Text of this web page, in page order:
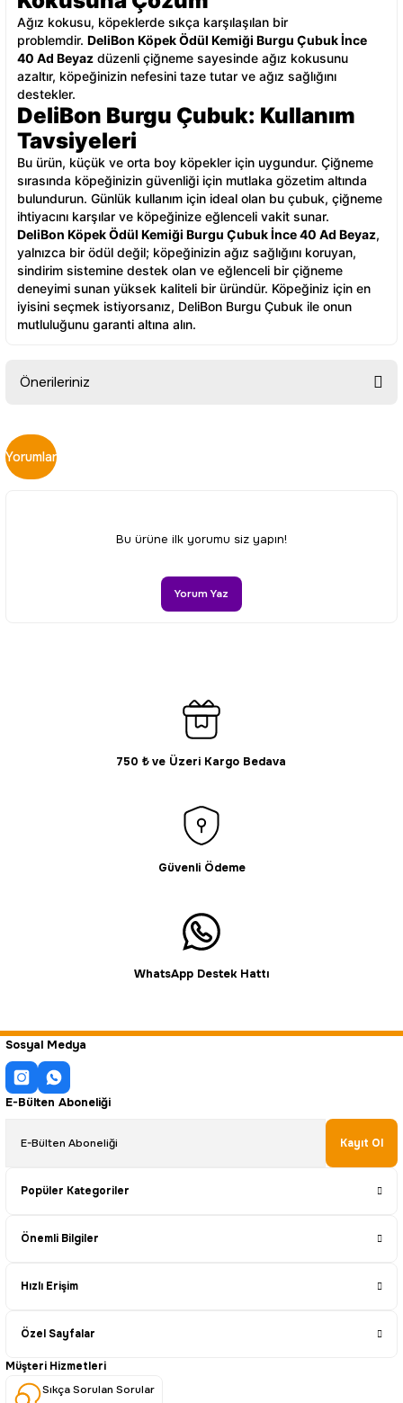
Ağız kokusu, köpeklerde sıkça karşılaşılan bir
problemdir. DeliBon Köpek Ödül Kemiği Burgu Çubuk İnce
40 Ad Beyaz düzenli çiğneme sayesinde ağız kokusunu
azaltır, köpeğinizin nefesini taze tutar ve ağız sağlığını
destekler.
DeliBon Burgu Çubuk: Kullanım
Tavsiyeleri
Bu ürün, küçük ve orta boy köpekler için uygundur. Çiğneme
sırasında köpeğinizin güvenliği için mutlaka gözetim altında
bulundurun. Günlük kullanım için ideal olan bu çubuk, çiğneme
ihtiyacını karşılar ve köpeğinize eğlenceli vakit sunar.
DeliBon Köpek Ödül Kemiği Burgu Çubuk İnce 40 Ad Beyaz,
yalnızca bir ödül değil; köpeğinizin ağız sağlığını koruyan,
sindirim sistemine destek olan ve eğlenceli bir çiğneme
deneyimi sunan yüksek kaliteli bir üründür. Köpeğiniz için en
iyisini seçmek istiyorsanız, DeliBon Burgu Çubuk ile onun
mutluluğunu garanti altına alın.
Önerileriniz
Bu ürünün fiyat bilgisi, resim, ürün açıklamalarında ve diğer
konularda yetersiz gördüğünüz noktaları öneri formunu
kullanarak tarafımıza iletebilirsiniz.
Ürün resmi kalitesiz, bozuk veya görüntülenemiyor.
Ürün bilgilerinde hatalar bulunuyor.
Gönder
Yorumlar
Bu ürüne ilk yorumu siz yapın!
Yorum Yaz
750 ₺ ve Üzeri Kargo Bedava
Güvenli Ödeme
WhatsApp Destek Hattı
Sosyal Medya
E-Bülten Aboneliği
Kayıt Ol
Popüler Kategoriler
Önemli Bilgiler
Hızlı Erişim
Özel Sayfalar
Müşteri Hizmetleri
Sıkça Sorulan Sorular